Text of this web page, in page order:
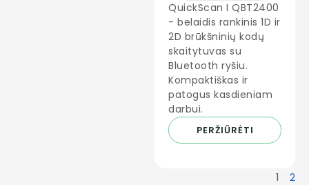
QuickScan I QBT2400
- belaidis rankinis 1D ir
2D brūkšninių kodų
skaitytuvas su
Bluetooth ryšiu.
Kompaktiškas ir
patogus kasdieniam
darbui.
PERŽIŪRĖTI
1 2